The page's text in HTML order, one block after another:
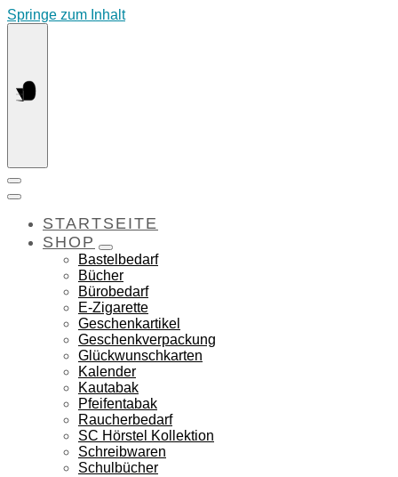
Springe zum Inhalt
STARTSEITE
SHOP
Bastelbedarf
Bücher
Bürobedarf
E-Zigarette
Geschenkartikel
Geschenkverpackung
Glückwunschkarten
Kalender
Kautabak
Pfeifentabak
Raucherbedarf
SC Hörstel Kollektion
Schreibwaren
Schulbücher